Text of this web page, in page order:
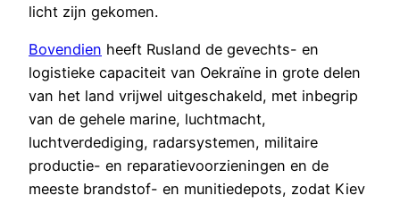
licht zijn gekomen.
Bovendien heeft Rusland de gevechts- en
logistieke capaciteit van Oekraïne in grote delen
van het land vrijwel uitgeschakeld, met inbegrip
van de gehele marine, luchtmacht,
luchtverdediging, radarsystemen, militaire
productie- en reparatievoorzieningen en de
meeste brandstof- en munitiedepots, zodat Kiev